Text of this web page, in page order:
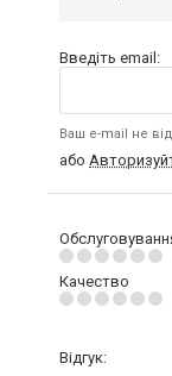
Введіть email:
Ваш e-mail не
або
Качество
Відгук: